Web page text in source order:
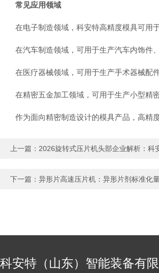
常见应用领域
在电子制造领域，科安特高精度模具可用于
在汽车制造领域，可用于生产汽车内饰件、
在医疗器械领域，可用于生产手术器械配件
在精密五金加工领域，可用于生产小型精密
作为面向精密制造设计的模具产品，高精度
上一篇： 2026旋转式压片机头部企业解析：科
下一篇： 异形片高速压片机：异形片剂标准化
科安特（山东）智能装备有